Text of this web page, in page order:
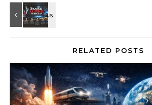
RELATED POSTS